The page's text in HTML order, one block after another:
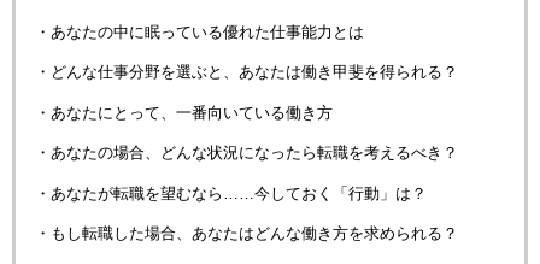
・あなたの中に眠っている優れた仕事能力とは
・どんな仕事分野を選ぶと、あなたは働き甲斐を得られる？
・あなたにとって、一番向いている働き方
・あなたの場合、どんな状況になったら転職を考えるべき？
・あなたが転職を望むなら……今しておく「行動」は？
・もし転職した場合、あなたはどんな働き方を求められる？